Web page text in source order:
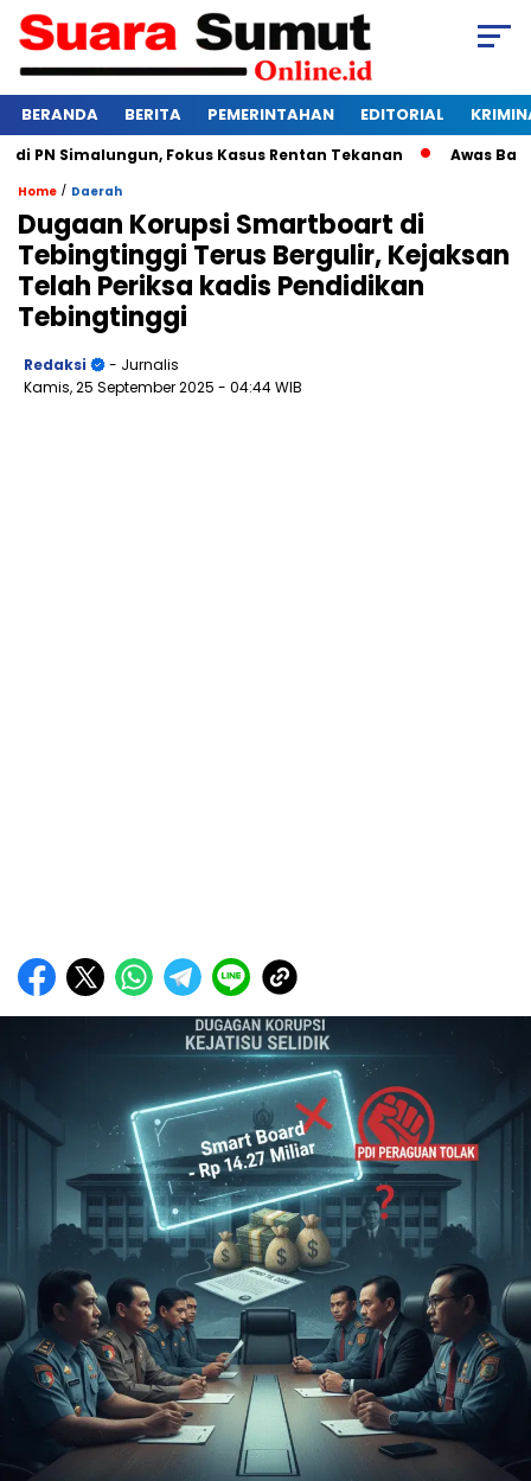
BERANDA BERITA PEMERINTAHAN EDITORIAL
Simalungun, Fokus Kasus Rentan Tekanan Awas
Home / Daerah
Dugaan Korupsi Smartboart di
Tebingtinggi Terus Bergulir, Kejaksan
Telah Periksa kadis Pendidikan
Tebingtinggi
Redaksi
- Jurnalis
Kamis, 25 September 2025 - 04:44 WIB